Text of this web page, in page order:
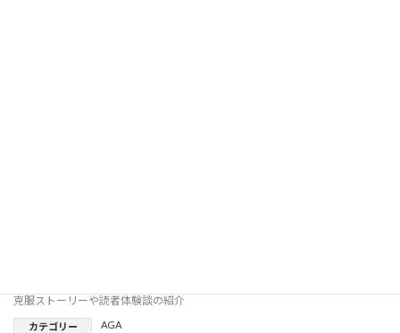
克服ストーリーや読者体験談の紹介
カテゴリー AGA